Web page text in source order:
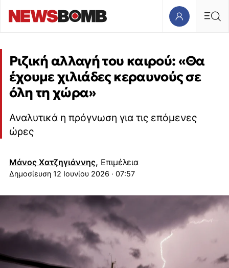
Ριζική αλλαγή του καιρού: «Θα
έχουμε χιλιάδες κεραυνούς σε
όλη τη χώρα»
Αναλυτικά η πρόγνωση για τις επόμενες
ώρες
Μάνος Χατζηγιάννης, Επιμέλεια
12 Ιουνίου 2026 · 07:57